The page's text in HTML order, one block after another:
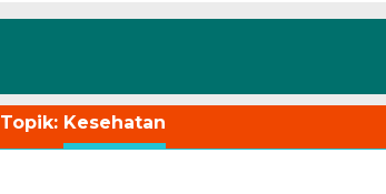
Topik: Kesehatan